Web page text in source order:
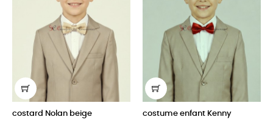
costard Nolan beige costume enfant Kenny